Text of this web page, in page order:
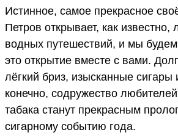
Истинное, самое прекрасное
Петров открывает, как
водных путешествий, и мы
это открытие вместе с вами.
лёгкий бриз, изысканные сигары
конечно, содружество любителей
табака станут прекрасным
сигарному событию года.